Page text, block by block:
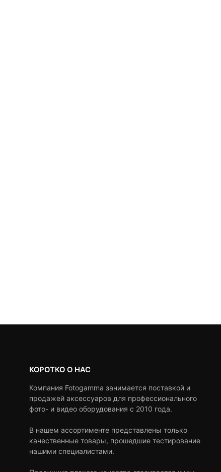
КОРОТКО О НАС
Компания Fotogamma занимается поставкой и
продажей аксессуаров для профессионального
фото- и видео оборудования с 2010 года.
В нашем ассортименте представлены только
качественные товары, прошедшие тестирование
нашими специалистами.